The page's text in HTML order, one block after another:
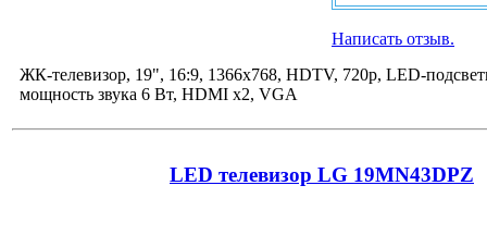
Написать отзыв.
ЖК-телевизор, 19", 16:9, 1366x768, HDTV, 720p, LED-
мощность звука 6 Вт, HDMI x2, VGA
LED телевизор LG 19MN43DPZ